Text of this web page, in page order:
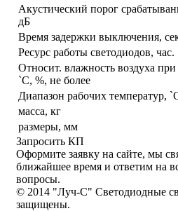
Акустический порог
дБ
Время задержки выключения,
Ресурс работы светодиодов, час.
Относит. влажность воздуха при
`С, %, не более
Диапазон рабочих температур,
масса, кг
размеры, мм
Запросить КП
Оформите заявку на сайте, мы
ближайшее время и ответим на
вопросы.
© 2014 "Луч-С" Светодиодные
защищены.